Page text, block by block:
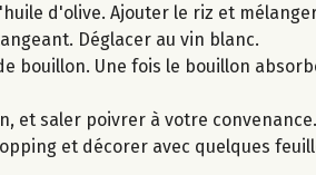
d'olive. Ajouter le riz et
Déglacer au vin blanc.
bouillon. Une fois le bouillon
et saler poivrer à votre
et décorer avec quelques